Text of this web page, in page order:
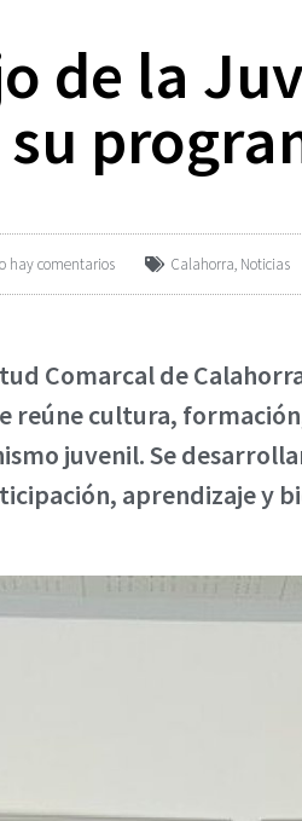
de la
hay comentarios Calahorra, Noticias
Comarcal de
reúne cultura,
juvenil. Se
aprendizaje y